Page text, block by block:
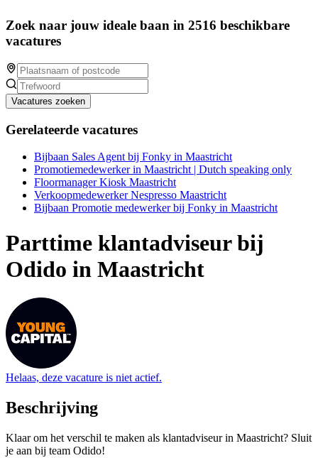
Zoek naar jouw ideale baan in 2516 beschikbare
vacatures
Vacatures zoeken
Gerelateerde vacatures
Bijbaan Sales Agent bij Fonky in Maastricht
Promotiemedewerker in Maastricht | Dutch speaking only
Floormanager Kiosk Maastricht
Verkoopmedewerker Nespresso Maastricht
Bijbaan Promotie medewerker bij Fonky in Maastricht
Parttime klantadviseur bij
Odido in Maastricht
Helaas, deze vacature is niet actief.
Beschrijving
Klaar om het verschil te maken als klantadviseur in Maastricht? Sluit
je aan bij team Odido!